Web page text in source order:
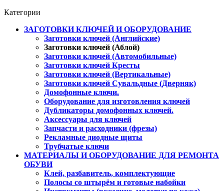
Категории
ЗАГОТОВКИ КЛЮЧЕЙ И ОБОРУДОВАНИЕ
Заготовки ключей (Английские)
Заготовки ключей (Аблой)
Заготовки ключей (Автомобильные)
Заготовки ключей Кресты
Заготовки ключей (Вертикальные)
Заготовки ключей Сувальдные (Дверняк)
Домофонные ключи.
Оборудование для изготовления ключей
Дубликаторы домофонных ключей.
Аксессуары для ключей
Запчасти и расходники (фрезы)
Рекламные диодные щиты
Трубчатые ключи
МАТЕРИАЛЫ И ОБОРУДОВАНИЕ ДЛЯ РЕМОНТА
ОБУВИ
Клей, разбавитель, комплектующие
Полосы со штырём и готовые набойки